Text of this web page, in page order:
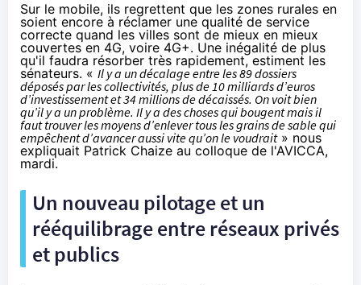
Sur le mobile, ils regrettent que les zones rurales en
soient encore à réclamer une qualité de service
correcte quand les villes sont de mieux en mieux
couvertes en 4G, voire 4G+. Une inégalité de plus
qu'il faudra résorber très rapidement, estiment les
sénateurs. « Il y a un décalage entre les 89 dossiers
déposés par les collectivités, plus de 10 milliards d’euros
d’investissement et 34 millions de décaissés. On voit bien
qu’il y a un problème. Il y a des choses qui bougent mais il
faut trouver les moyens d’enlever tous les grains de sable qui
empêchent d’avancer aussi vite qu’on le voudrait» nous
expliquait Patrick Chaize au colloque de l'AVICCA,
mardi.
Un nouveau pilotage et un
rééquilibrage entre réseaux privés
et publics